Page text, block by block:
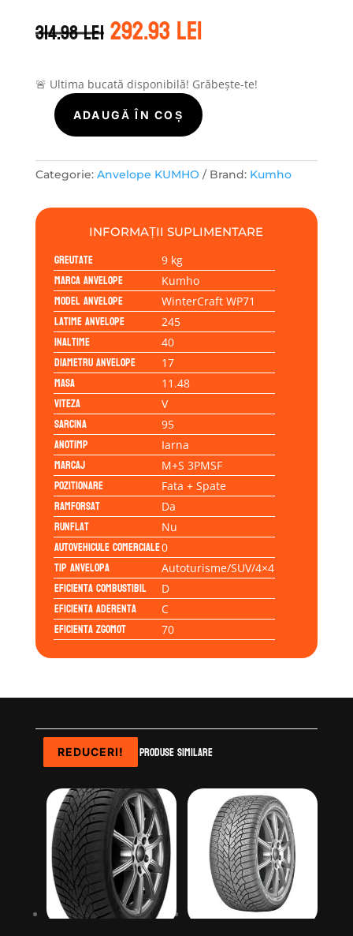
314.98leiPrețul
inițial
fost:
314.98 lei.
292.93leiPrețul
curent
292.93 lei.
🚨 Ultima bucată disponibilă! Grăbește-te!
Cantitate
WINTERCRAFT
WP71
95V
ADAUGĂ ÎN COȘ
Categorie: Anvelope KUMHO Brand: Kumho
INFORMAȚII SUPLIMENTARE
Greutate 9 kg
Marca anvelope Kumho
Model anvelope WinterCraft WP71
Latime anvelope 245
Inaltime 40
Diametru anvelope 17
Masa 11.48
Viteza V
Sarcina 95
Anotimp Iarna
Marcaj M+S 3PMSF
Pozitionare Fata + Spate
Ramforsat Da
Runflat Nu
Autovehicule comerciale0
Tip anvelopa Autoturisme/SUV/4×4
Eficienta Combustibil D
Eficienta Aderenta C
Eficienta Zgomot 70
Produse similare
REDUCERI!
REDUCERI!
REDUCERI!
REDUCERI!